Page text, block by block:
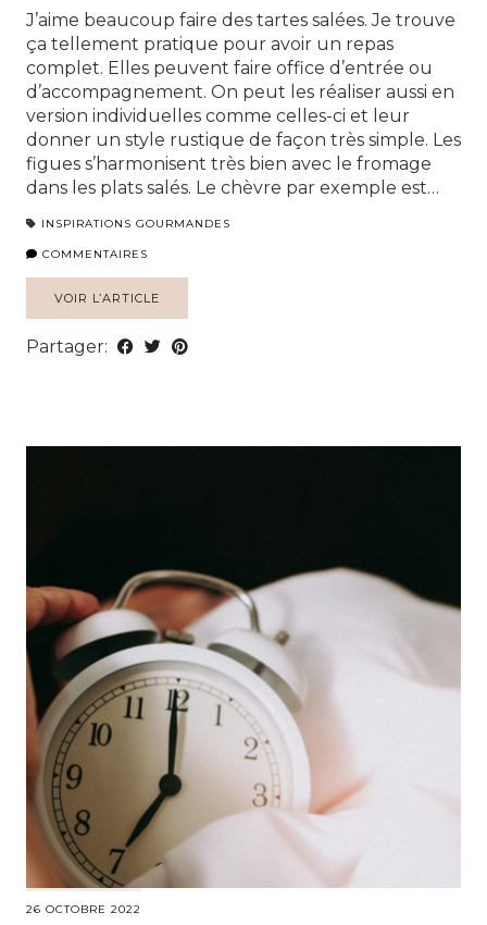
J’aime beaucoup faire des tartes salées. Je trouve
ça tellement pratique pour avoir un repas
complet. Elles peuvent faire office d’entrée ou
d’accompagnement. On peut les réaliser aussi en
version individuelles comme celles-ci et leur
donner un style rustique de façon très simple. Les
figues s’harmonisent très bien avec le fromage
dans les plats salés. Le chèvre par exemple est…
INSPIRATIONS GOURMANDES
COMMENTAIRES
VOIR L’ARTICLE
Partager:
26 OCTOBRE 2022